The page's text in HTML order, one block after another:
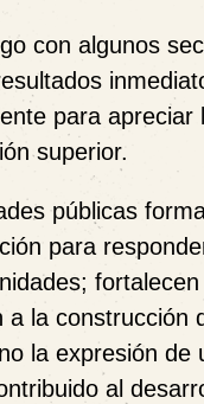
con algunos
para
superior.
públicas
para
a la construcción
la expresión
al